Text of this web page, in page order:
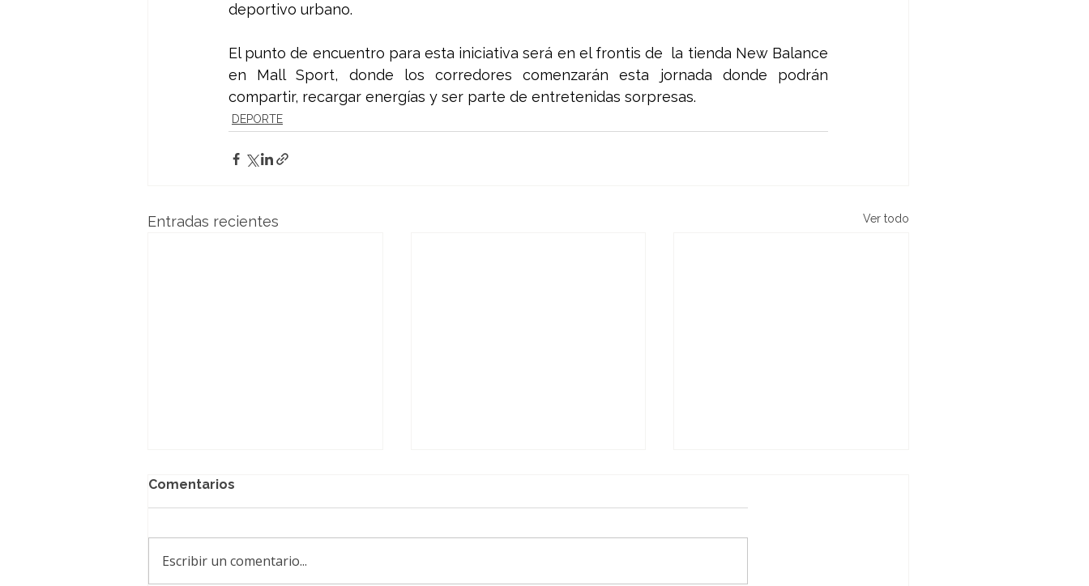
deportivo urbano.
El punto de encuentro para esta iniciativa será en el frontis de  la tienda New Balance
en Mall Sport, donde los corredores comenzarán esta jornada donde podrán
compartir, recargar energías y ser parte de entretenidas sorpresas.
DEPORTE
Entradas recientes Ver todo
Comentarios
Escribir un comentario...